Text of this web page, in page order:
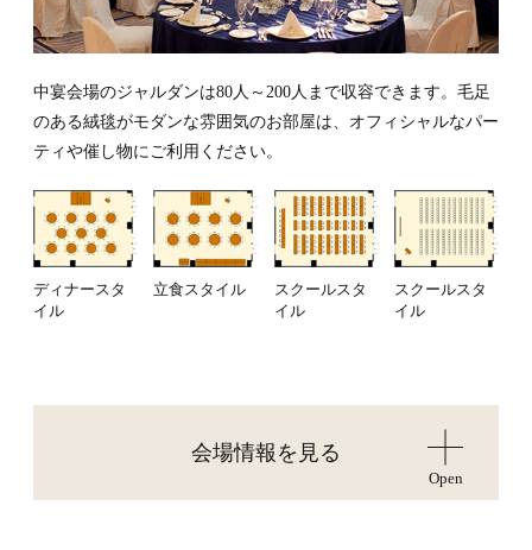
中宴会場のジャルダンは80人～200人まで収容できます。毛足
のある絨毯がモダンな雰囲気のお部屋は、オフィシャルなパー
ティや催し物にご利用ください。
ディナースタ
イル
立食スタイル
スクールスタ
イル
スクールスタ
イル
会場情報を見る
Open